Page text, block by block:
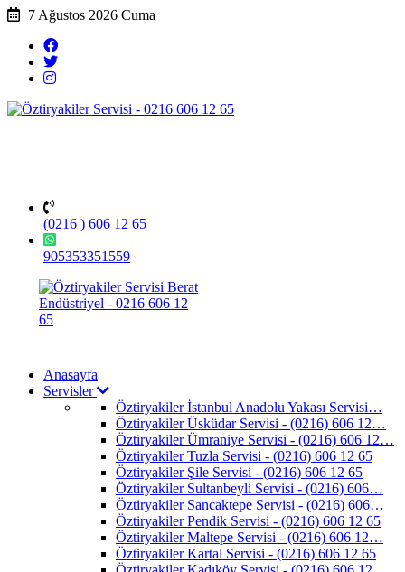
7 Ağustos 2026 Cuma
(0216 ) 606 12 65
905353351559
Anasayfa
Servisler
Öztiryakiler İstanbul Anadolu Yakası Servisi…
Öztiryakiler Üsküdar Servisi - (0216) 606 12…
Öztiryakiler Ümraniye Servisi - (0216) 606 12…
Öztiryakiler Tuzla Servisi - (0216) 606 12 65
Öztiryakiler Şile Servisi - (0216) 606 12 65
Öztiryakiler Sultanbeyli Servisi - (0216) 606…
Öztiryakiler Sancaktepe Servisi - (0216) 606…
Öztiryakiler Pendik Servisi - (0216) 606 12 65
Öztiryakiler Maltepe Servisi - (0216) 606 12…
Öztiryakiler Kartal Servisi - (0216) 606 12 65